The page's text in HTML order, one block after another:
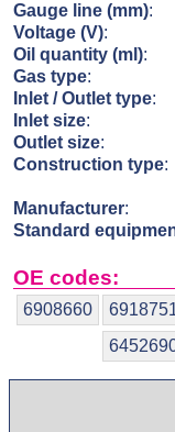
Gauge line (mm):
Voltage (V):
Oil quantity (ml):
Gas type:
Inlet / Outlet type:
Inlet size:
Outlet size:
Construction type:
Manufacturer:
Standard
OE codes:
6908660